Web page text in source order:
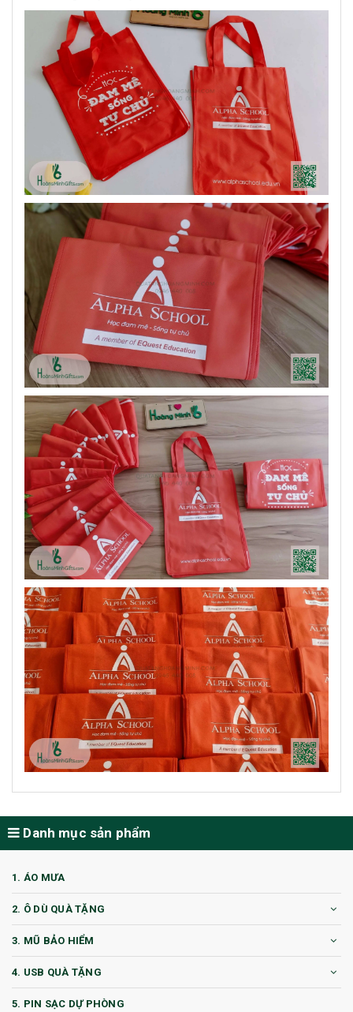
Danh mục sản phẩm
1. ÁO MƯA
2. Ô DÙ QUÀ TẶNG
3. MŨ BẢO HIỂM
4. USB QUÀ TẶNG
5. PIN SẠC DỰ PHÒNG